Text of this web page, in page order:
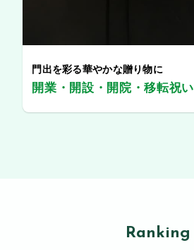
門出を彩る華やかな贈り物に
開業・開設・開院・移転祝い
Ranking